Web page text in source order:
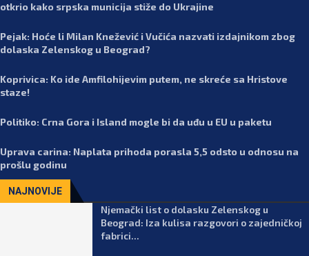
otkrio kako srpska municija stiže do Ukrajine
Pejak: Hoće li Milan Knežević i Vučića nazvati izdajnikom zbog
dolaska Zelenskog u Beograd?
Koprivica: Ko ide Amfilohijevim putem, ne skreće sa Hristove
staze!
Politiko: Crna Gora i Island mogle bi da uđu u EU u paketu
Uprava carina: Naplata prihoda porasla 5,5 odsto u odnosu na
prošlu godinu
NAJNOVIJE
Njemački list o dolasku Zelenskog u
Beograd: Iza kulisa razgovori o zajedničkoj
fabrici...